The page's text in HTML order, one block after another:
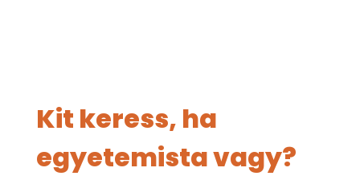
Kit keress, ha
egyetemista vagy?